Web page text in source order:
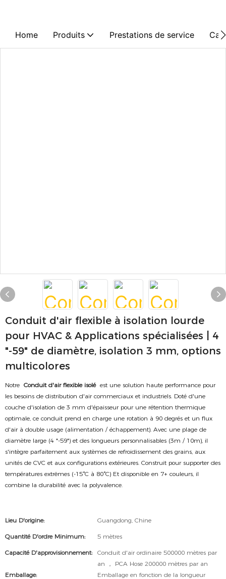
Home Produits Prestations de service Cas
Conduit d'air flexible à isolation lourde
pour HVAC & Applications spécialisées | 4
"-59" de diamètre, isolation 3 mm, options
multicolores
Notre Conduit d'air flexible isolé est une solution haute performance pour
les besoins de distribution d'air commerciaux et industriels. Doté d'une
couche d'isolation de 3 mm d'épaisseur pour une rétention thermique
optimale, ce conduit prend en charge une rotation à 90 degrés et un flux
d'air à double usage (alimentation / échappement). Avec une plage de
diamètre large (4 "-59") et des longueurs personnalisables (3m / 10m), il
s'intègre parfaitement aux systèmes de refroidissement des grains, aux
unités de CVC et aux configurations extérieures. Construit pour supporter des
températures extrêmes (-15°C à 80°C) Et disponible en 7+ couleurs, il
combine la durabilité avec la polyvalence.
Lieu D'origine: Guangdong, Chine
Quantité D'ordre Minimum: 5 mètres
Capacité D'approvisionnement:
Conduit d'air ordinaire 500000 mètres par
an ， PCA Hose 200000 mètres par an
Emballage:
Emballage en fonction de la longueur